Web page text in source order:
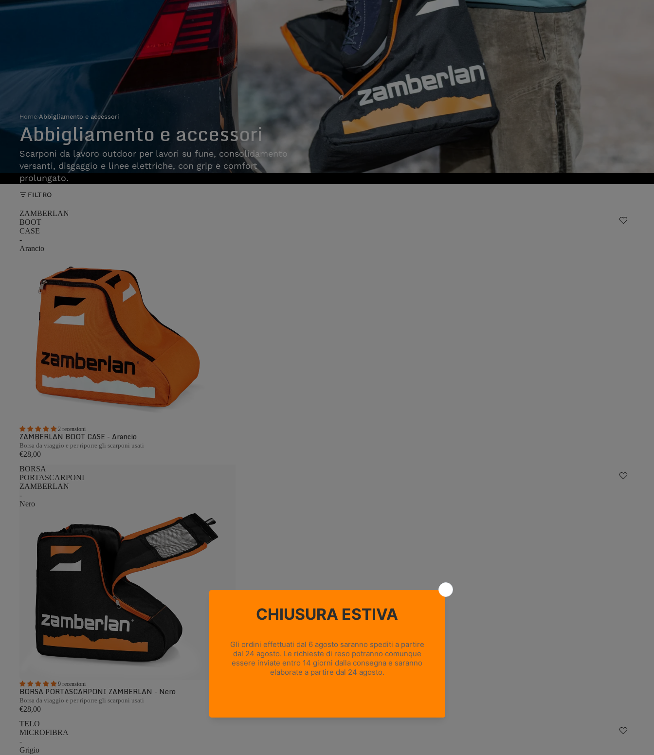
Home›Abbigliamento e accessori
Abbigliamento e accessori
Scarponi da lavoro outdoor per lavori su fune, consolidamento
versanti, disgaggio e linee elettriche, con grip e comfort
prolungato.
FILTRO
ZAMBERLAN
BOOT
CASE
-
Arancio
2 recensioni
ZAMBERLAN BOOT CASE - Arancio
Borsa da viaggio e per riporre gli scarponi usati
€28,00
BORSA
PORTASCARPONI
ZAMBERLAN
-
Nero
9 recensioni
BORSA PORTASCARPONI ZAMBERLAN - Nero
Borsa da viaggio e per riporre gli scarponi usati
€28,00
TELO
MICROFIBRA
-
Grigio